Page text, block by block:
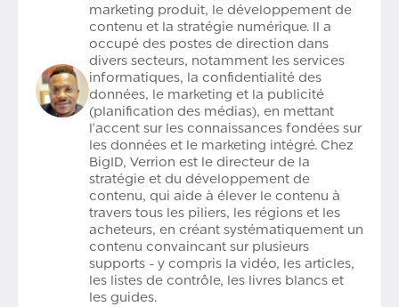
marketing produit, le développement de
contenu et la stratégie numérique. Il a
occupé des postes de direction dans
divers secteurs, notamment les services
informatiques, la confidentialité des
données, le marketing et la publicité
(planification des médias), en mettant
l'accent sur les connaissances fondées sur
les données et le marketing intégré. Chez
BigID, Verrion est le directeur de la
stratégie et du développement de
contenu, qui aide à élever le contenu à
travers tous les piliers, les régions et les
acheteurs, en créant systématiquement un
contenu convaincant sur plusieurs
supports - y compris la vidéo, les articles,
les listes de contrôle, les livres blancs et
les guides.